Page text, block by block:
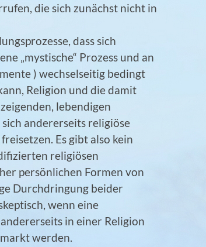
die sich zunächst nicht in
dass sich
„mystische“ Prozess und an
) wechselseitig bedingt
Religion und die damit
lebendigen
andererseits religiöse
Es gibt also kein
religiösen
persönlichen Formen von
Durchdringung beider
wenn eine
in einer Religion
werden.